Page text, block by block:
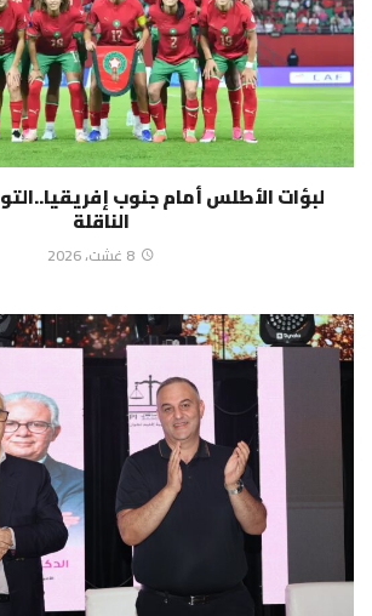
لبؤات الأطلس أمام جنوب
الناقلة
8 غشت، 2026